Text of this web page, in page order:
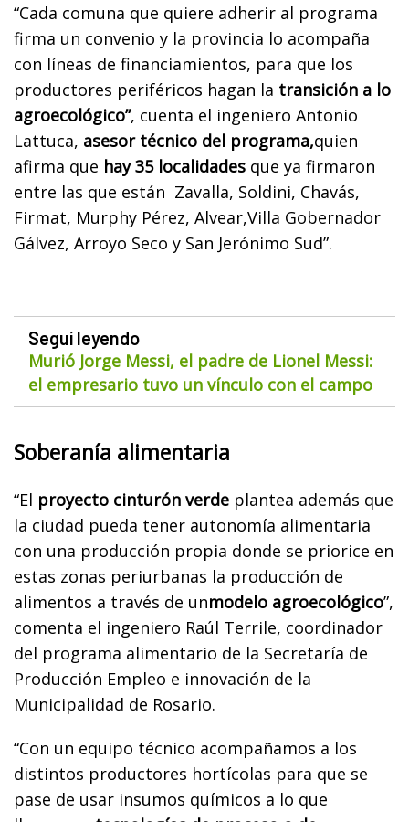
“Cada comuna que quiere adherir al programa
firma un convenio y la provincia lo acompaña
con líneas de financiamientos, para que los
productores periféricos hagan la transición a lo
agroecológico”, cuenta el ingeniero Antonio
Lattuca, asesor técnico del programa,quien
afirma que hay 35 localidades que ya firmaron
entre las que están Zavalla, Soldini, Chavás,
Firmat, Murphy Pérez, Alvear,Villa Gobernador
Gálvez, Arroyo Seco y San Jerónimo Sud”.
Seguí leyendo
Murió Jorge Messi, el padre de Lionel Messi:
el empresario tuvo un vínculo con el campo
Soberanía alimentaria
“El proyecto cinturón verde plantea además que
la ciudad pueda tener autonomía alimentaria
con una producción propia donde se priorice en
estas zonas periurbanas la producción de
alimentos a través de unmodelo agroecológico”,
comenta el ingeniero Raúl Terrile, coordinador
del programa alimentario de la Secretaría de
Producción Empleo e innovación de la
Municipalidad de Rosario.
“Con un equipo técnico acompañamos a los
distintos productores hortícolas para que se
pase de usar insumos químicos a lo que